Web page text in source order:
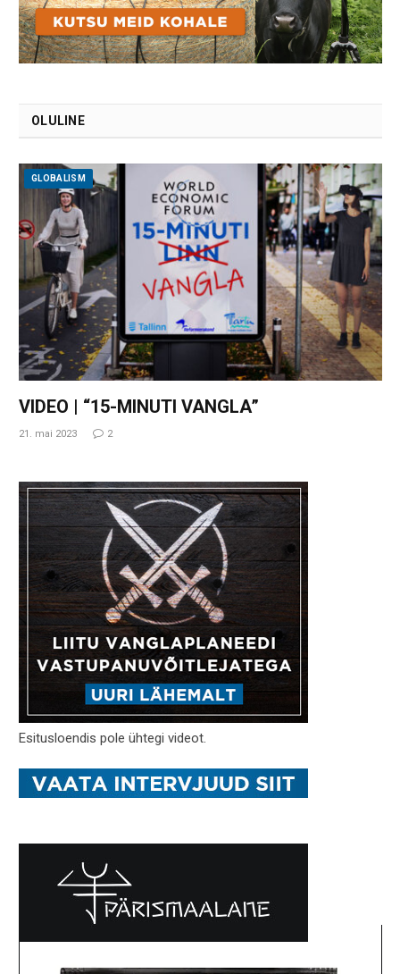
OLULINE
GLOBALISM
VIDEO | “15-MINUTI VANGLA”
21. mai 2023 2
Esitusloendis pole ühtegi videot.